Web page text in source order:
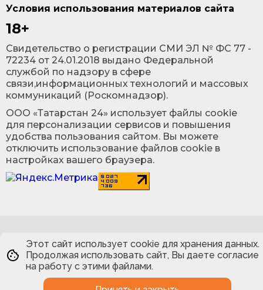
Условия использования материалов сайта
18+
Cвидетельство о регистрации СМИ ЭЛ № ФС 77 -
72234 от 24.01.2018 выдано Федеральной
службой по надзору в сфере
связи,информационных технологий и массовых
коммуникаций (Роскомнадзор).
ООО «Татарстан 24» использует файлы cookie
для персонализации сервисов и повышения
удобства пользования сайтом. Вы можете
отключить использование файлов cookie в
настройках вашего браузера.
Этот сайт использует cookie для хранения данных.
Продолжая использовать сайт, Вы даете согласие
на работу с этими файлами.